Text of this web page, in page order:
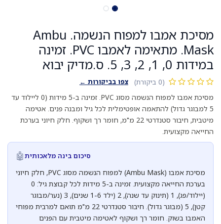
מסיכת אמבו למפוח הנשמה. Ambu
Mask. מתאימה לאמבו PVC. זמינה
במידות 0, 1, 2, 3, 5. ס.מדיק יבוא
(0 ביקורת) צפו בביקורות ←
מסיכת אמבו למפוח הנשמה מסוג PVC. זמינה ב-5 מידות (0 ליילוד עד
5 למבוגר גדול) להתאמה אופטימלית לכל גיל ומבנה פנים. אטימה
מיטבית, חיבור סטנדרטי 22 מ"מ, חומר רך ושקוף. חלק חיוני בערכת
החייאה מקצועית.
סיכום בינה מלאכותית🤖
מסיכת אמבו (Ambu Mask) למפוח הנשמה מסוג PVC, חלק חיוני
בערכת החייאה מקצועית. זמינה ב-5 מידות לכל קבוצת גיל: 0
(יילוד/פג), 1 (תינוק עד שנה), 2 (ילד 1-6 שנים), 3 (נער/מבוגר
קטן), 5 (מבוגר גדול). חיבור סטנדרטי 22 מ"מ תואם למרבית מפוחי
האמבו בשוק. חומר רך ושקוף לאטימה מיטבית עם הפנים